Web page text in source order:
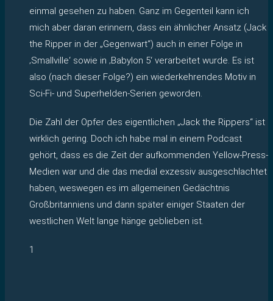
einmal gesehen zu haben. Ganz im Gegenteil kann ich
mich aber daran erinnern, dass ein ähnlicher Ansatz (Jack
the Ripper in der „Gegenwart“) auch in einer Folge in
‚Smallville‘ sowie in ‚Babylon 5‘ verarbeitet wurde. Es ist
also (nach dieser Folge?) ein wiederkehrendes Motiv in
Sci-Fi- und Superhelden-Serien geworden.
Die Zahl der Opfer des eigentlichen „Jack the Rippers“ ist
wirklich gering. Doch ich habe mal in einem Podcast
gehört, dass es die Zeit der aufkommenden Yellow-Press-
Medien war und die das medial exzessiv ausgeschlachtet
haben, weswegen es im allgemeinen Gedächtnis
Großbritanniens und dann später einiger Staaten der
westlichen Welt lange hänge geblieben ist.
1